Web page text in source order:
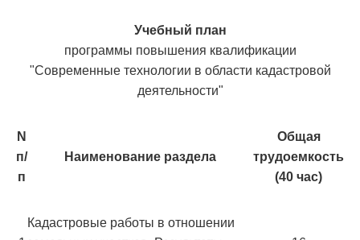
Учебный план
программы повышения квалификации
"Современные технологии в области кадастровой
деятельности"
N
п/
п
Наименование раздела
Общая
трудоемкость
(40 час)
Кадастровые работы в отношении